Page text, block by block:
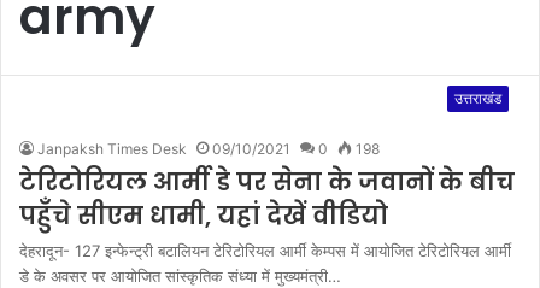
army
उत्तराखंड
Janpaksh Times Desk 09/10/2021 0 198
टेरिटोरियल आर्मी डे पर सेना के जवानों के बीच
पहुँचे सीएम धामी, यहां देखें वीडियो
देहरादून- 127 इन्फेन्ट्री बटालियन टेरिटोरियल आर्मी केम्पस में आयोजित टेरिटोरियल आर्मी
डे के अवसर पर आयोजित सांस्कृतिक संध्या में मुख्यमंत्री…